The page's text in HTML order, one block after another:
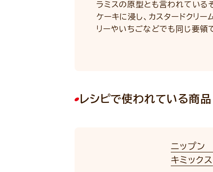
ラミスの原型とも言われている
ケーキに浸し、カスタードクリ
リーやいちごなどでも同じ要領
レシピで使われている商品
ニップン
キミックス